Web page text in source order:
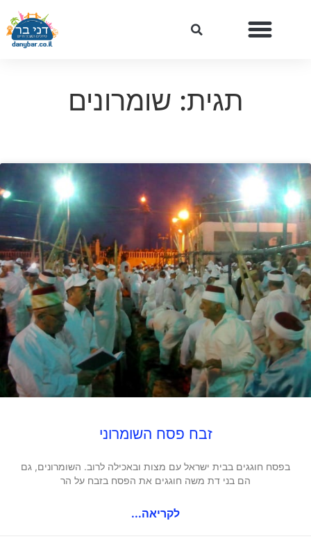
תגית: שומרונים
זבח פסח השומרוני
בפסח חוגגים בבית ישראל עם מצות ובאכילה לרוב. השומרונים, גם
הם בני דת משה חוגגים את הפסח בזבח על הר
לקריאה...